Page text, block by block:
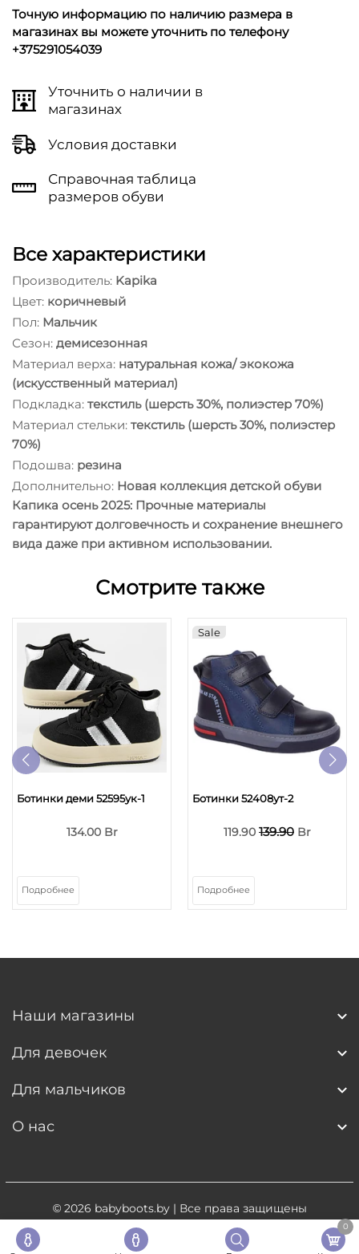
0
Точную информацию по наличию размера в
магазинах вы можете уточнить по телефону
+375291054039
Уточнить о наличии в
магазинах
Условия доставки
Справочная таблица
размеров обуви
Все характеристики
Производитель: Kapika
Цвет: коричневый
Пол: Мальчик
Сезон: демисезонная
Материал верха: натуральная кожа/ экокожа
(искусственный материал)
Подкладка: текстиль (шерсть 30%, полиэстер 70%)
Материал стельки: текстиль (шерсть 30%, полиэстер
70%)
Подошва: резина
Дополнительно: Новая коллекция детской обуви
Капика осень 2025: Прочные материалы
гарантируют долговечность и сохранение внешнего
вида даже при активном использовании.
Смотрите также
Ботинки деми 52595ук-1
134.00 Br
Подробнее
Sale
Ботинки 52408ут-2
119.90 139.90 Br
Подробнее
Наши магазины
Для девочек
Для мальчиков
О нас
© 2026 babyboots.by| Все права защищены
Разработка сайта - 5digital.by